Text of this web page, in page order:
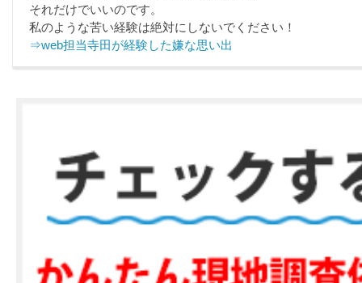
それだけでいいのです。
私のような苦い経験は絶対にしないでください！
⇒web担当寺田が経験した嫌な思い出